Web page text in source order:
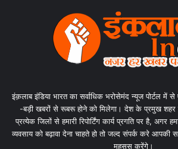
इंक़लाब इंडिया भारत का सर्वाधिक भरोसेमंद न्यूज पोर्टल में
-बड़ी खबरों से रूबरू होने को मिलेगा। देश के प्रमुख
प्रत्येक जिलों से हमारी रिपोर्टिंग कार्य प्रगति पर है, अगर
व्यवसाय को बढ़ावा देना चाहते हो तो जल्द संपर्क करे आपकी
महसूस करेंगे।